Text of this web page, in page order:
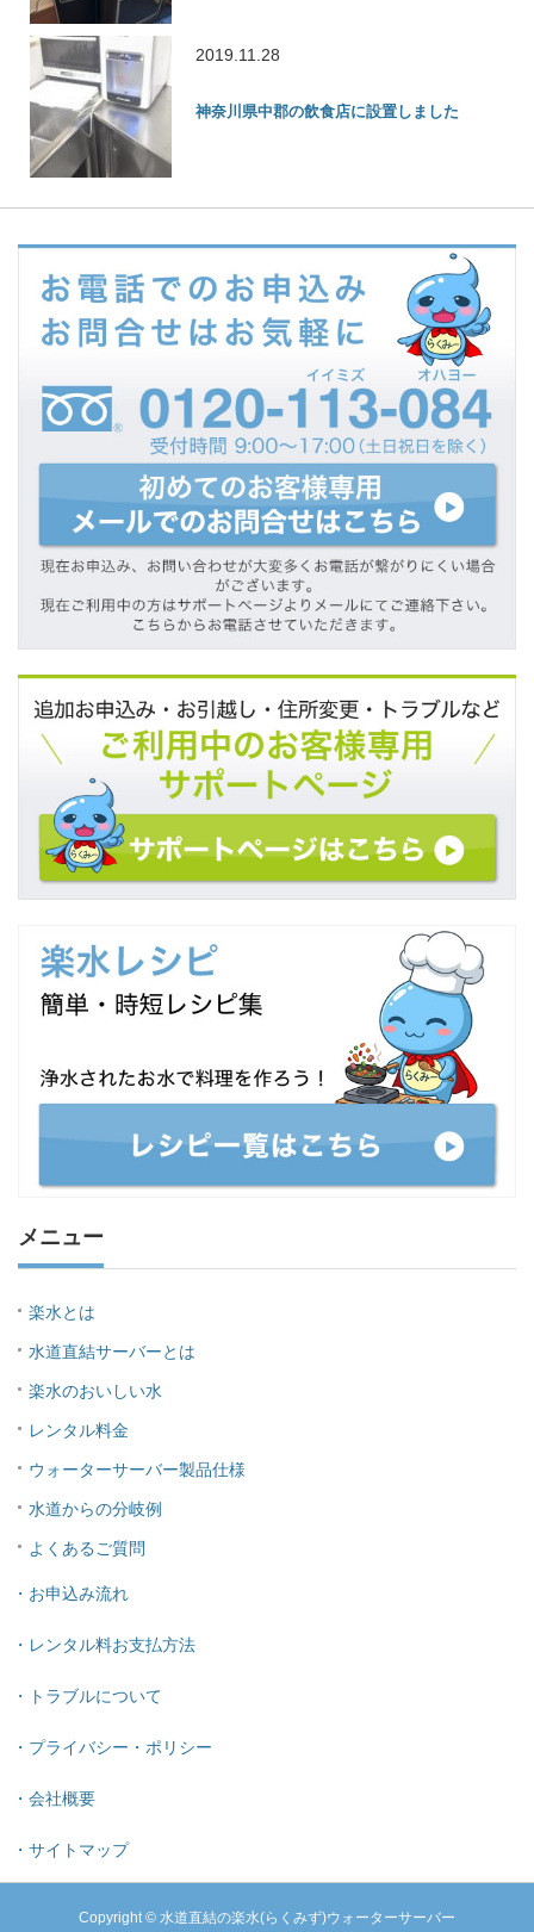
2019.11.28
神奈川県中郡の飲食店に設置しました
メニュー
楽水とは
水道直結サーバーとは
楽水のおいしい水
レンタル料金
ウォーターサーバー製品仕様
水道からの分岐例
よくあるご質問
・お申込み流れ
・レンタル料お支払方法
・トラブルについて
・プライバシー・ポリシー
・会社概要
・サイトマップ
Copyright © 水道直結の楽水(らくみず)ウォーターサーバー